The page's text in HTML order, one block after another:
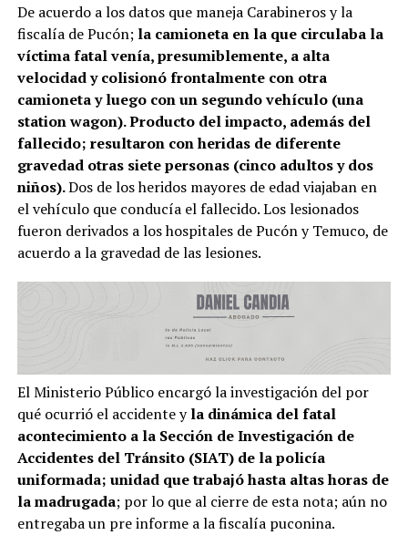
De acuerdo a los datos que maneja Carabineros y la
fiscalía de Pucón;la camioneta en la que circulaba la
víctima fatal venía, presumiblemente, a alta
velocidad y colisionó frontalmente con otra
camioneta y luego con un segundo vehículo (una
station wagon). Producto del impacto, además del
fallecido; resultaron con heridas de diferente
gravedad otras siete personas (cinco adultos y dos
niños).Dos de los heridos mayores de edad viajaban en
el vehículo que conducía el fallecido. Los lesionados
fueron derivados a los hospitales de Pucón y Temuco, de
acuerdo a la gravedad de las lesiones.
El Ministerio Público encargó la investigación del por
qué ocurrió el accidente yla dinámica del fatal
acontecimiento a la Sección de Investigación de
Accidentes del Tránsito (SIAT) de la policía
uniformada; unidad que trabajó hasta altas horas de
la madrugada; por lo que al cierre de esta nota; aún no
entregaba un pre informe a la fiscalía puconina.